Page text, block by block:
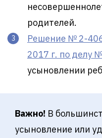
родителей.
Решение № 2-
2017 г. по делу
усыновлении
Важно! В
усыновление или